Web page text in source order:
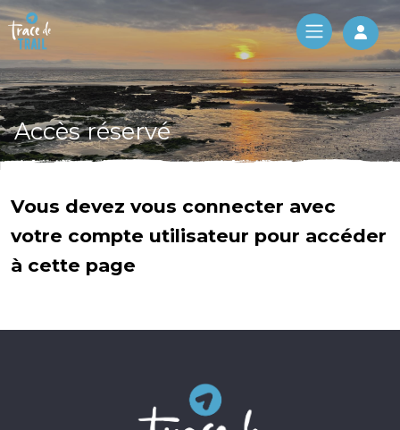
Log
Accès réservé
Vous devez vous connecter avec
votre compte utilisateur pour accéder
à cette page